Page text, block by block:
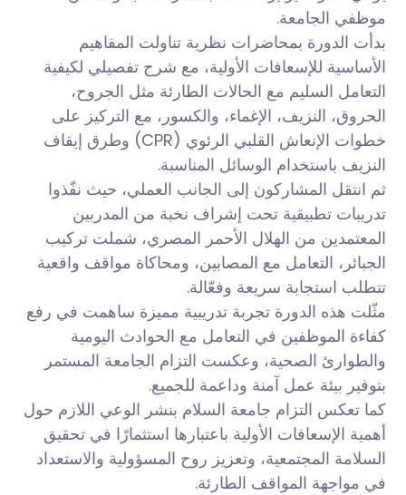
موظفي الجامعة.
بدأت الدورة بمحاضرات نظرية تناولت المفاهيم
الأساسية للإسعافات الأولية، مع شرح تفصيلي لكيفية
التعامل السليم مع الحالات الطارئة مثل الجروح،
الحروق، النزيف، الإغماء، والكسور، مع التركيز على
خطوات الإنعاش القلبي الرئوي (CPR) وطرق إيقاف
النزيف باستخدام الوسائل المناسبة.
ثم انتقل المشاركون إلى الجانب العملي، حيث نفّذوا
تدريبات تطبيقية تحت إشراف نخبة من المدربين
المعتمدين من الهلال الأحمر المصري، شملت تركيب
الجبائر، التعامل مع المصابين، ومحاكاة مواقف واقعية
تتطلب استجابة سريعة وفعّالة.
مثّلت هذه الدورة تجربة تدريبية مميزة ساهمت في رفع
كفاءة الموظفين في التعامل مع الحوادث اليومية
والطوارئ الصحية، وعكست التزام الجامعة المستمر
بتوفير بيئة عمل آمنة وداعمة للجميع.
كما تعكس التزام جامعة السلام بنشر الوعي اللازم حول
أهمية الإسعافات الأولية باعتبارها استثمارًا في تحقيق
السلامة المجتمعية، وتعزيز روح المسؤولية والاستعداد
في مواجهة المواقف الطارئة.